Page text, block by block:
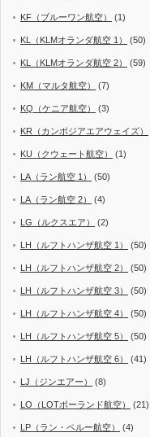
KF（ブルーワン航空） (1)
KL（KLMオランダ航空 1） (50)
KL（KLMオランダ航空 2） (59)
KM（マルタ航空） (7)
KQ（ケニア航空） (3)
KR（カンボジアエアウェイズ）
KU（クウェート航空） (1)
LA（ラン航空 1） (50)
LA（ラン航空 2） (4)
LG（ルクスエア） (2)
LH（ルフトハンザ航空 1） (50)
LH（ルフトハンザ航空 2） (50)
LH（ルフトハンザ航空 3） (50)
LH（ルフトハンザ航空 4） (50)
LH（ルフトハンザ航空 5） (50)
LH（ルフトハンザ航空 6） (41)
LJ（ジンエアー） (8)
LO（LOTポーランド航空） (21)
LP（ラン・ペルー航空） (4)